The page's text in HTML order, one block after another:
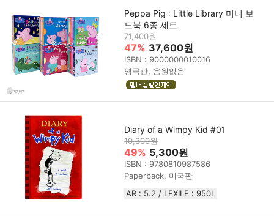
Peppa Pig : Little Library 미니 보
드북 6종 세트
71,400원
47% 37,600원
ISBN : 9000000010016
영국판, 음원없음
Diary of a Wimpy Kid #01
10,300원
49% 5,300원
ISBN : 9780810987586
Paperback, 미국판
AR : 5.2 / LEXILE : 950L